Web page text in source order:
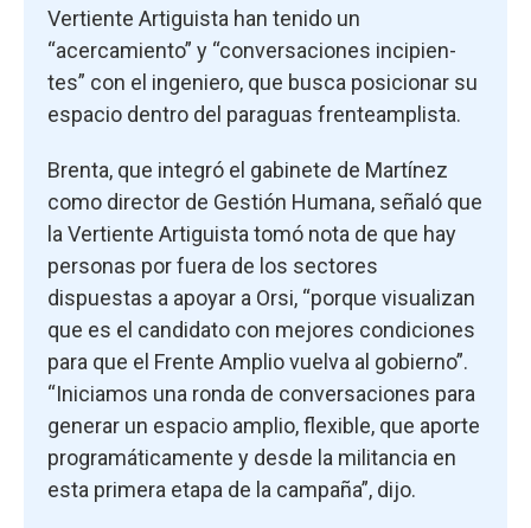
Vertiente Artiguista han tenido un
“acercamiento” y “conversaciones incipien-
tes” con el ingeniero, que busca posicionar su
espacio dentro del paraguas frenteamplista.
Brenta, que integró el gabinete de Martínez
como director de Gestión Humana, señaló que
la Vertiente Artiguista tomó nota de que hay
personas por fuera de los sectores
dispuestas a apoyar a Orsi, “porque visualizan
que es el candidato con mejores condiciones
para que el Frente Amplio vuelva al gobierno”.
“Iniciamos una ronda de conversaciones para
generar un espacio amplio, flexible, que aporte
programáticamente y desde la militancia en
esta primera etapa de la campaña”, dijo.